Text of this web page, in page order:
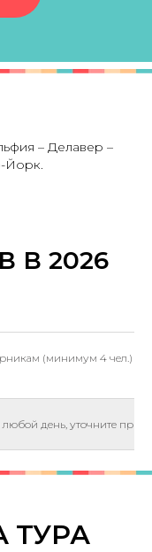
– Делавер –
Йорк.
В 2026
(минимум 4 чел.)
день, уточните при
ТУРА